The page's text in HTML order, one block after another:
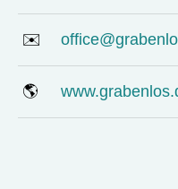
✉️
🌎